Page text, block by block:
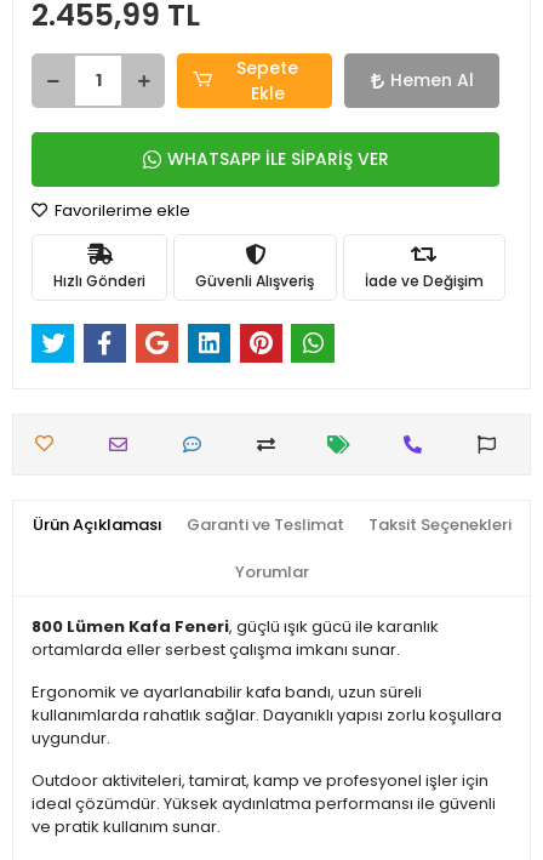
2.455,99 TL
Sepete
Ekle
Hemen Al
WHATSAPP İLE SİPARİŞ VER
Favorilerime ekle
Hızlı Gönderi Güvenli Alışveriş İade ve Değişim
Ürün Açıklaması Garanti ve Teslimat Taksit Seçenekleri
Yorumlar
800 Lümen Kafa Feneri, güçlü ışık gücü ile karanlık
ortamlarda eller serbest çalışma imkanı sunar.
Ergonomik ve ayarlanabilir kafa bandı, uzun süreli
kullanımlarda rahatlık sağlar. Dayanıklı yapısı zorlu koşullara
uygundur.
Outdoor aktiviteleri, tamirat, kamp ve profesyonel işler için
ideal çözümdür. Yüksek aydınlatma performansı ile güvenli
ve pratik kullanım sunar.